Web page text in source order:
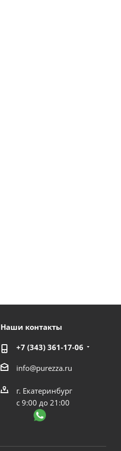
Наши контакты
+7 (343) 361-17-06
info@purezza.ru
г. Екатеринбург
с 9:00 до 21:00